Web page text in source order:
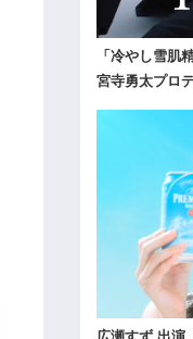
「冷やし雪肌
宮寺勇太プロ